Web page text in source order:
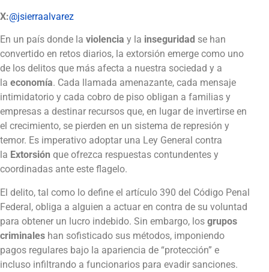
X:@jsierraalvarez
En un país donde la violencia y la inseguridad se han
convertido en retos diarios, la extorsión emerge como uno
de los delitos que más afecta a nuestra sociedad y a
la economía. Cada llamada amenazante, cada mensaje
intimidatorio y cada cobro de piso obligan a familias y
empresas a destinar recursos que, en lugar de invertirse en
el crecimiento, se pierden en un sistema de represión y
temor. Es imperativo adoptar una Ley General contra
la Extorsión que ofrezca respuestas contundentes y
coordinadas ante este flagelo.
El delito, tal como lo define el artículo 390 del Código Penal
Federal, obliga a alguien a actuar en contra de su voluntad
para obtener un lucro indebido. Sin embargo, los grupos
criminales han sofisticado sus métodos, imponiendo
pagos regulares bajo la apariencia de “protección” e
incluso infiltrando a funcionarios para evadir sanciones.